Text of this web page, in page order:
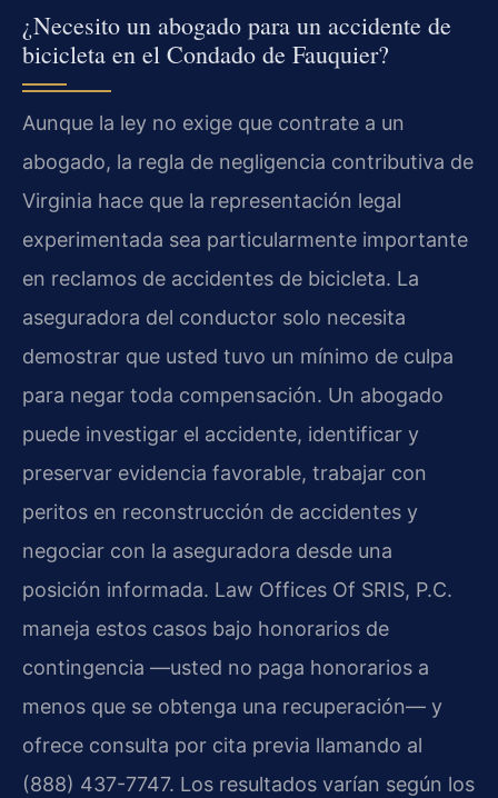
¿Necesito un abogado para un accidente de
bicicleta en el Condado de Fauquier?
Aunque la ley no exige que contrate a un
abogado, la regla de negligencia contributiva de
Virginia hace que la representación legal
experimentada sea particularmente importante
en reclamos de accidentes de bicicleta. La
aseguradora del conductor solo necesita
demostrar que usted tuvo un mínimo de culpa
para negar toda compensación. Un abogado
puede investigar el accidente, identificar y
preservar evidencia favorable, trabajar con
peritos en reconstrucción de accidentes y
negociar con la aseguradora desde una
posición informada. Law Offices Of SRIS, P.C.
maneja estos casos bajo honorarios de
contingencia —usted no paga honorarios a
menos que se obtenga una recuperación— y
ofrece consulta por cita previa llamando al
(888) 437-7747. Los resultados varían según los